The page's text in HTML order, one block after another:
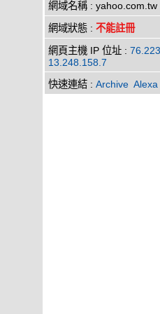
網域名稱 : yahoo.com.tw
網域狀態 : 不能註冊
網頁主機 IP 位址 :
13.248.158.7
快速連結 : Archive Alexa